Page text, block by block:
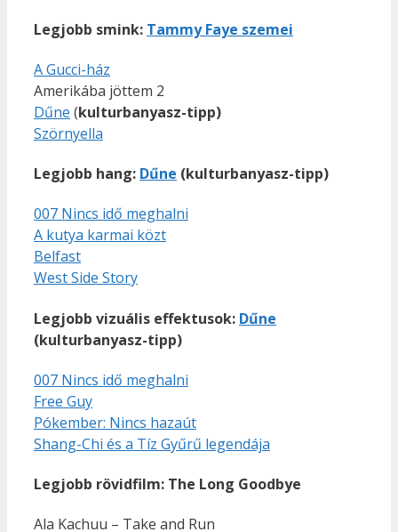
Legjobb smink: Tammy Faye szemei
A Gucci-ház
Amerikába jöttem 2
Dűne (kulturbanyasz-tipp)
Szörnyella
Legjobb hang: Dűne (kulturbanyasz-tipp)
007 Nincs idő meghalni
A kutya karmai közt
Belfast
West Side Story
Legjobb vizuális effektusok: Dűne
(kulturbanyasz-tipp)
007 Nincs idő meghalni
Free Guy
Pókember: Nincs hazaút
Shang-Chi és a Tíz Gyűrű legendája
Legjobb rövidfilm: The Long Goodbye
Ala Kachuu – Take and Run